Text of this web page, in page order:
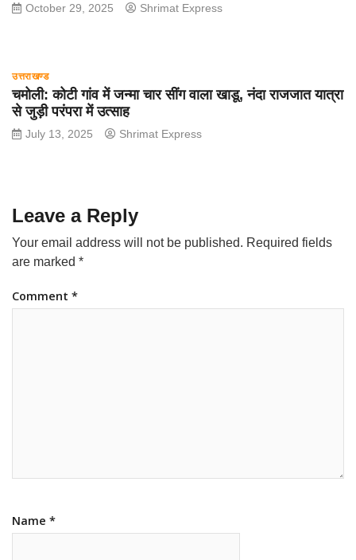
October 29, 2025 Shrimat Express
उत्तराखण्ड
चमोली: कोटी गांव में जन्मा चार सींग वाला खाडू, नंदा राजजात यात्रा
से जुड़ी परंपरा में उत्साह
July 13, 2025 Shrimat Express
Leave a Reply
Your email address will not be published. Required fields
are marked *
Comment *
Name *